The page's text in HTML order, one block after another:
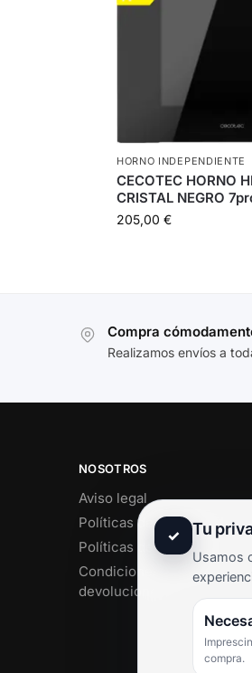
HORNO INDEPENDIENTE
CECOTEC HORNO
CRISTAL NEGRO
205,00 €
Compra
Realizamos envíos a
NOSOTROS
Aviso legal
Políticas de privacidad
Políticas de cookies
Condiciones de envío y
devoluciones
✓ Tu
Usamos
compra.